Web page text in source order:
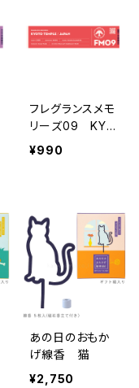
フレグランスメモ
リーズ09 KYO
TO TEMPLE
¥990
あの日のおもか
げ線香 猫
¥2,750